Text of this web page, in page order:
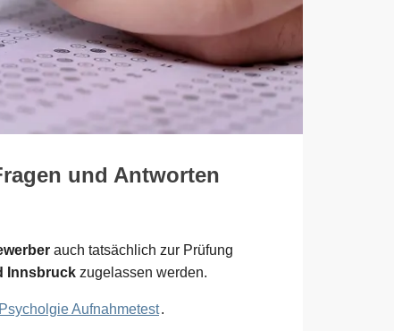
und Antworten
auch tatsächlich zur Prüfung
Innsbruck zugelassen werden.
Psycholgie Aufnahmetest.